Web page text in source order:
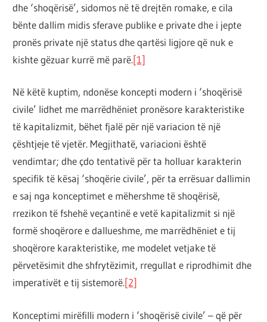
dhe ‘shoqërisë’, sidomos në të drejtën romake, e cila
bënte dallim midis sferave publike e private dhe i jepte
pronës private një status dhe qartësi ligjore që nuk e
kishte gëzuar kurrë më parë.[1]
Në këtë kuptim, ndonëse koncepti modern i ‘shoqërisë
civile’ lidhet me marrëdhëniet pronësore karakteristike
të kapitalizmit, bëhet fjalë për një variacion të një
çështjeje të vjetër. Megjithatë, variacioni është
vendimtar; dhe çdo tentativë për ta holluar karakterin
specifik të kësaj ‘shoqërie civile’, për ta errësuar dallimin
e saj nga konceptimet e mëhershme të shoqërisë,
rrezikon të fshehë veçantinë e vetë kapitalizmit si një
formë shoqërore e dallueshme, me marrëdhëniet e tij
shoqërore karakteristike, me modelet vetjake të
përvetësimit dhe shfrytëzimit, rregullat e riprodhimit dhe
imperativët e tij sistemorë.[2]
Konceptimi mirëfilli modern i ‘shoqërisë civile’ – që për